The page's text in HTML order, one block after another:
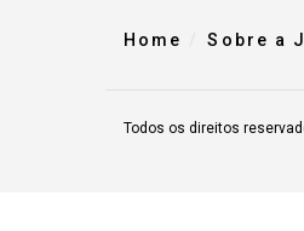
Home Sobre a
Todos os direitos